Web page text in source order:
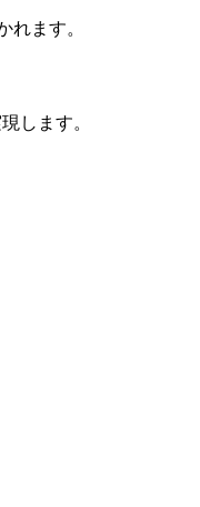
れます。
します。